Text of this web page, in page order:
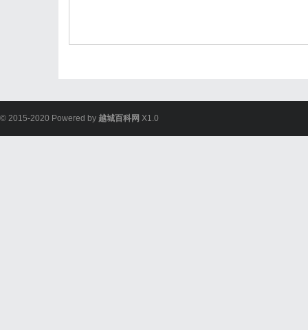
© 2015-2020 Powered by 越城百科网 X1.0